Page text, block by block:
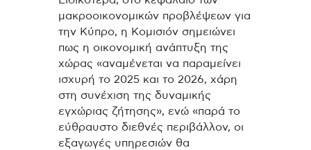
μακροοικονομικών προβλέψεων για
την Κύπρο, η Κομισιόν σημειώνει
πως η οικονομική ανάπτυξη της
χώρας «αναμένεται να παραμείνει
ισχυρή το 2025 και το 2026, χάρη
στη συνέχιση της δυναμικής
εγχώριας ζήτησης», ενώ «παρά το
εύθραυστο διεθνές περιβάλλον, οι
εξαγωγές υπηρεσιών θα